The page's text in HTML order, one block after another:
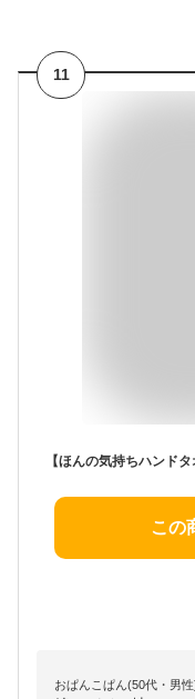
11
この
おぱんこぱん(50代・男性